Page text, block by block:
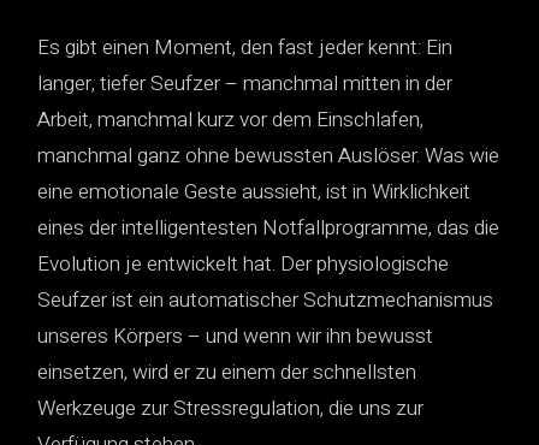
Es gibt einen Moment, den fast jeder kennt: Ein
langer, tiefer Seufzer – manchmal mitten in der
Arbeit, manchmal kurz vor dem Einschlafen,
manchmal ganz ohne bewussten Auslöser. Was wie
eine emotionale Geste aussieht, ist in Wirklichkeit
eines der intelligentesten Notfallprogramme, das die
Evolution je entwickelt hat. Der physiologische
Seufzer ist ein automatischer Schutzmechanismus
unseres Körpers – und wenn wir ihn bewusst
einsetzen, wird er zu einem der schnellsten
Werkzeuge zur Stressregulation, die uns zur